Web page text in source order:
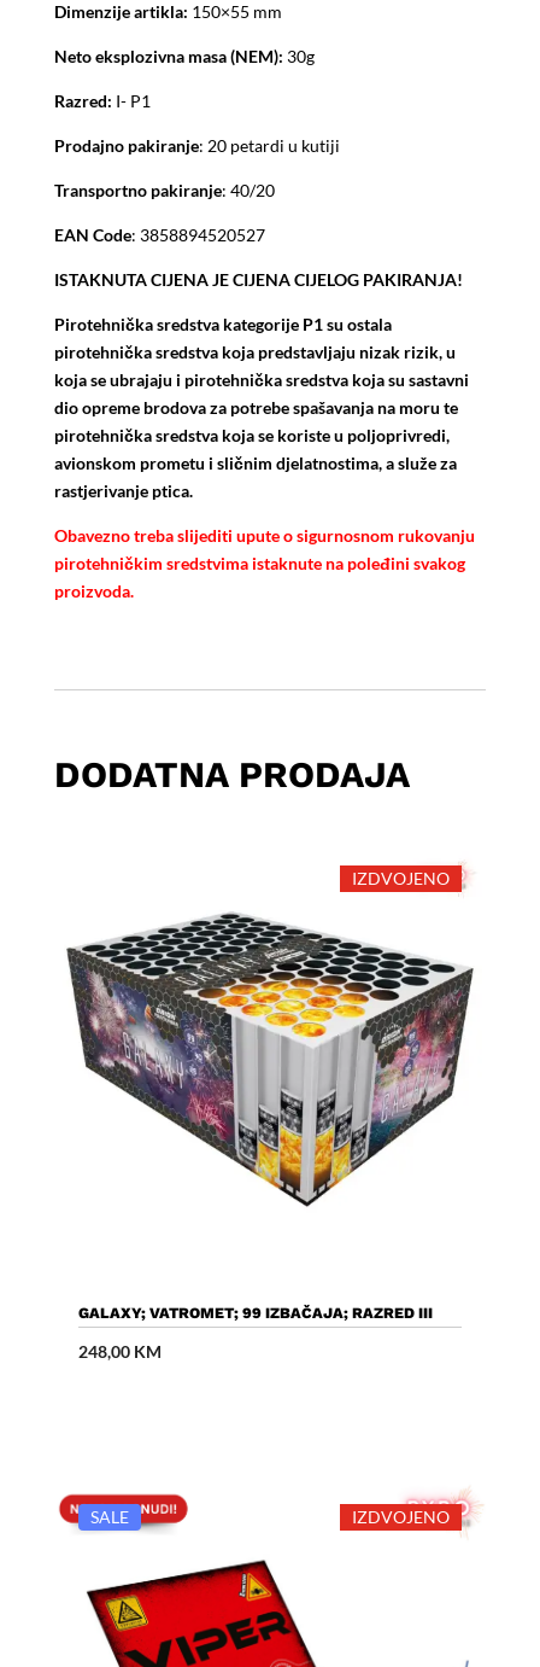
Dimenzije artikla: 150×55 mm
Neto eksplozivna masa (NEM): 30g
Razred: I- P1
Prodajno pakiranje: 20 petardi u kutiji
Transportno pakiranje: 40/20
EAN Code: 3858894520527
ISTAKNUTA CIJENA JE CIJENA CIJELOG PAKIRANJA!
Pirotehnička sredstva kategorije P1 su ostala
pirotehnička sredstva koja predstavljaju nizak rizik, u
koja se ubrajaju i pirotehnička sredstva koja su sastavni
dio opreme brodova za potrebe spašavanja na moru te
pirotehnička sredstva koja se koriste u poljoprivredi,
avionskom prometu i sličnim djelatnostima, a služe za
rastjerivanje ptica.
Obavezno treba slijediti upute o sigurnosnom rukovanju
pirotehničkim sredstvima istaknute na poleđini svakog
proizvoda.
DODATNA PRODAJA
IZDVOJENO
Dodaj U Košaricu
GALAXY; VATROMET; 99 IZBAČAJA; RAZRED III
248,00 KM
SALE IZDVOJENO